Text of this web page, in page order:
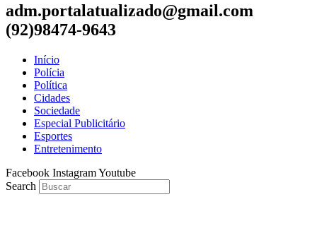
adm.portalatualizado@gmail.com
(92)98474-9643
Início
Polícia
Política
Cidades
Sociedade
Especial Publicitário
Esportes
Entretenimento
Facebook InstagramYoutube
Search